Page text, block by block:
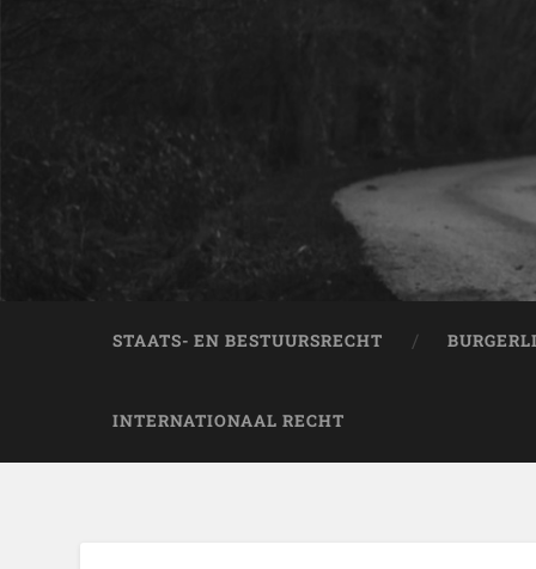
STAATS- EN BESTUURSRECHT
INTERNATIONAAL RECHT